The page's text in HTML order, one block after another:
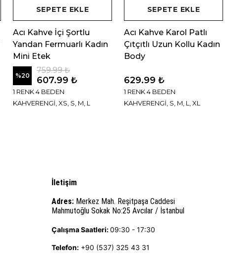
SEPETE EKLE
Acı Kahve İçi Şortlu
Yandan Fermuarlı Kadın
Mini Etek
%20
759.99 ₺
607.99 ₺
1 RENK 4 BEDEN
KAHVERENGİ, XS, S, M, L
SEPETE EKLE
Acı Kahve Karol Patlı
Çıtçıtlı Uzun Kollu Kadın
Body
629.99 ₺
1 RENK 4 BEDEN
KAHVERENGİ, S, M, L, XL
İletişim
Adres: Merkez Mah. Reşitpaşa Caddesi
Mahmutoğlu Sokak No:25 Avcılar / İstanbul
Çalışma Saatleri:09:30 - 17:30
Telefon: +90 (537) 325 43 31